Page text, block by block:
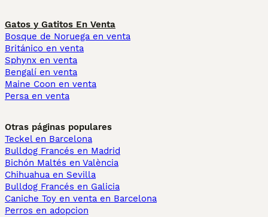
Gatos y Gatitos En Venta
Bosque de Noruega en venta
Británico en venta
Sphynx en venta
Bengalí en venta
Maine Coon en venta
Persa en venta
Otras páginas populares
Teckel en Barcelona
Bulldog Francés en Madrid
Bichón Maltés en València
Chihuahua en Sevilla
Bulldog Francés en Galicia
Caniche Toy en venta en Barcelona
Perros en adopcion